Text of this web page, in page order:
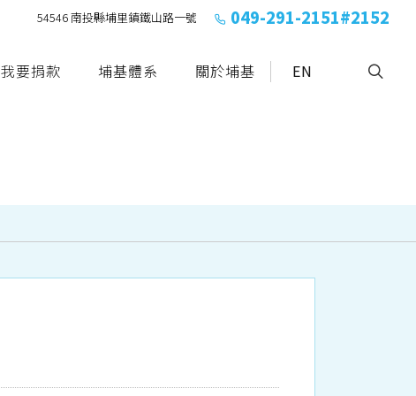
54546 南投縣埔里鎮鐵山路一號 049-291-2151#2152
我要捐款 埔基體系 關於埔基 EN